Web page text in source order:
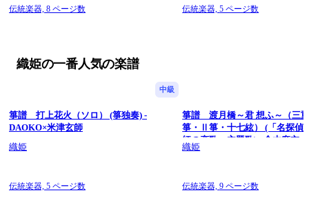
伝統楽器, 8 ページ数 伝統楽器,5 ページ数
織姫の一番人気の楽譜
中級
箏譜 打上花火（ソロ） (箏独奏) -
DAOKO×米津玄師
織姫
伝統楽器, 5 ページ数
箏譜 渡月橋～君 想ふ～（三
箏・Ⅱ箏・十七絃） (「名探偵
紅の恋歌」主題歌) - 倉木麻衣
織姫
伝統楽器,9 ページ数